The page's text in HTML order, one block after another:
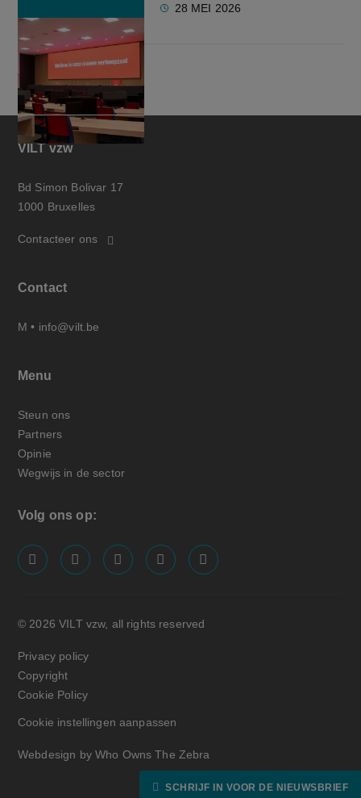
28 MEI 2026
VILT vzw
Bd Simon Bolivar 17
1000 Bruxelles
Contacteer ons
Contact
M • info@vilt.be
Menu
Steun ons
Partners
Opinie
Wegwijs in de sector
Volg ons op:
screenreader.visit us on our facebook page: https://
screenreader.visit us on our linkedin page:
screenreader.visit us on our
screenreader.visit us on our x
screenreader.visit us on
© 2026 VILT vzw, all rights reserved
Privacy policy
Copyright
Cookie Policy
Cookie instellingen aanpassen
Webdesign by Who Owns The Zebra
SCHRIJF IN VOOR DE NIEUWSBRIEF